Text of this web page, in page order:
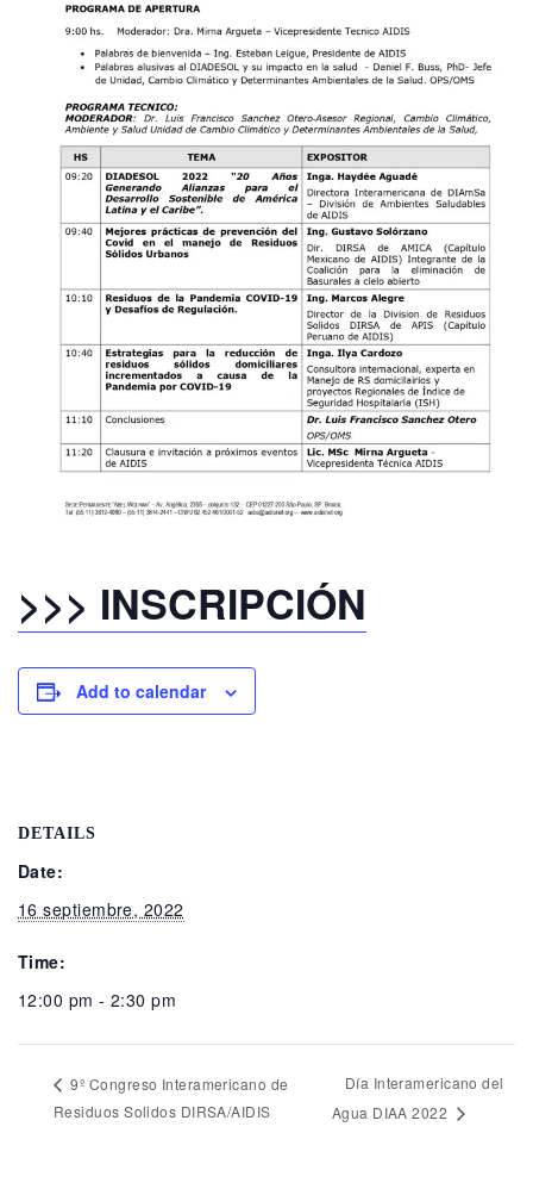
>>> INSCRIPCIÓN
Add to calendar
DETAILS
Date:
16 septiembre, 2022
Time:
12:00 pm - 2:30 pm
9º Congreso Interamericano de
Residuos Solidos DIRSA/AIDIS
Día Interamericano del
Agua DIAA 2022